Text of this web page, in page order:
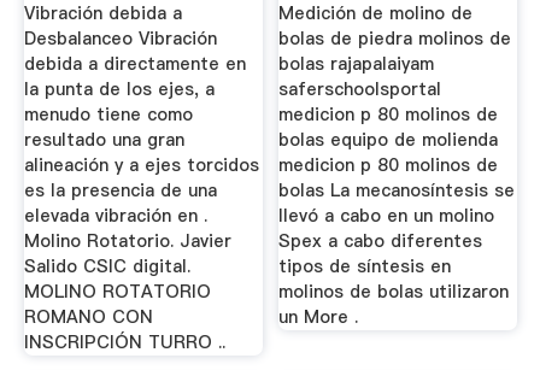
Vibración debida a
Desbalanceo Vibración
debida a directamente en
la punta de los ejes, a
menudo tiene como
resultado una gran
alineación y a ejes torcidos
es la presencia de una
elevada vibración en .
Molino Rotatorio. Javier
Salido CSIC digital.
MOLINO ROTATORIO
ROMANO CON
INSCRIPCIÓN TURRO ..
Medición de molino de
bolas de piedra molinos de
bolas rajapalaiyam
saferschoolsportal
medicion p 80 molinos de
bolas equipo de molienda
medicion p 80 molinos de
bolas La mecanosíntesis se
llevó a cabo en un molino
Spex a cabo diferentes
tipos de síntesis en
molinos de bolas utilizaron
un More .